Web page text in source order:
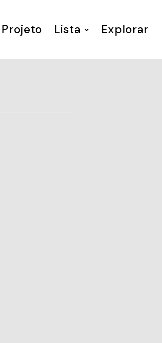
Projeto Lista Explorar